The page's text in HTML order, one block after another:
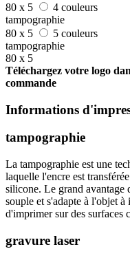
80 x 5
4 couleurs
tampographie
80 x 5
5 couleurs
tampographie
80 x 5
Téléchargez votre logo
commande
Informations
tampographie
La tampographie est une
laquelle l'encre est
silicone. Le grand avantage
souple et s'adapte à l'objet
d'imprimer sur des surfaces
gravure laser